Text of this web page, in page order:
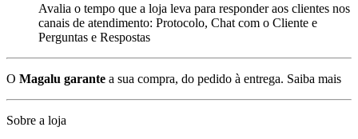
Avalia o tempo que a loja leva para responder aos clientes nos
canais de atendimento: Protocolo, Chat com o Cliente e
Perguntas e Respostas
O Magalu garante a sua compra, do pedido à entrega. Saiba mais
Sobre a loja